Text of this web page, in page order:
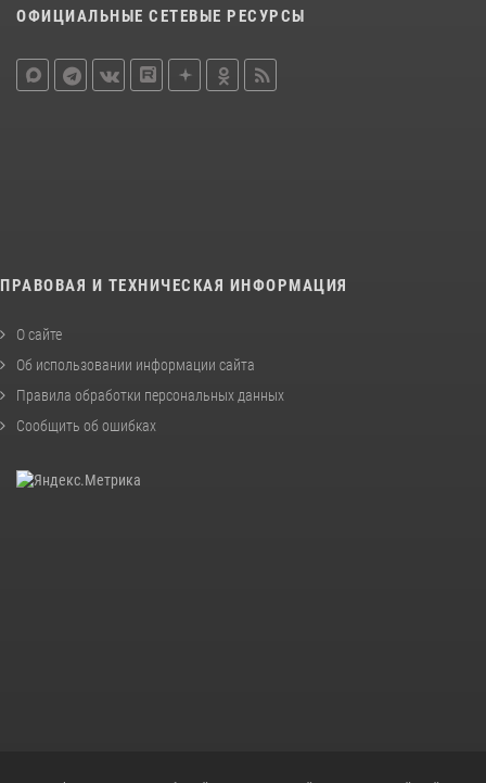
ОФИЦИАЛЬНЫЕ СЕТЕВЫЕ РЕСУРСЫ
ПРАВОВАЯ И ТЕХНИЧЕСКАЯ ИНФОРМАЦИЯ
О сайте
Об использовании информации сайта
Правила обработки персональных данных
Сообщить об ошибках